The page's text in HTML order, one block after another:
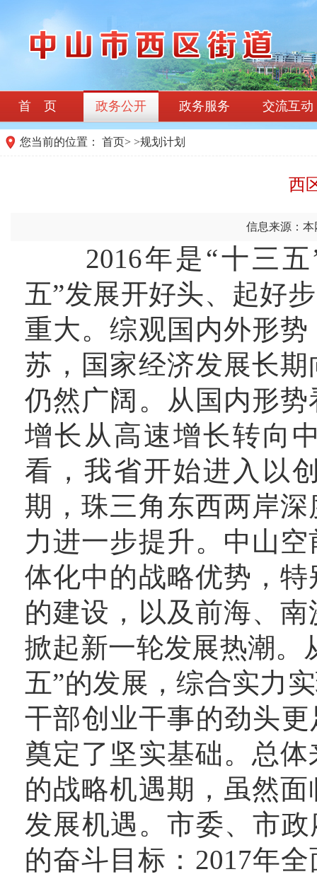
首 页 政务公开 政务服务 交流互动
您当前的位置： 首页> >规划计划
西
信息来源：本
2016年是“十三五
五”发展开好头、起好
重大。综观国内外形
苏，国家经济发展长
仍然广阔。从国内形
增长从高速增长转向
看，我省开始进入以
期，珠三角东西两岸
力进一步提升。中山
体化中的战略优势，
的建设，以及前海、
掀起新一轮发展热潮。
五”的发展，综合实力
干部创业干事的劲头
奠定了坚实基础。总
的战略机遇期，虽然
发展机遇。市委、市
的奋斗目标：2017年